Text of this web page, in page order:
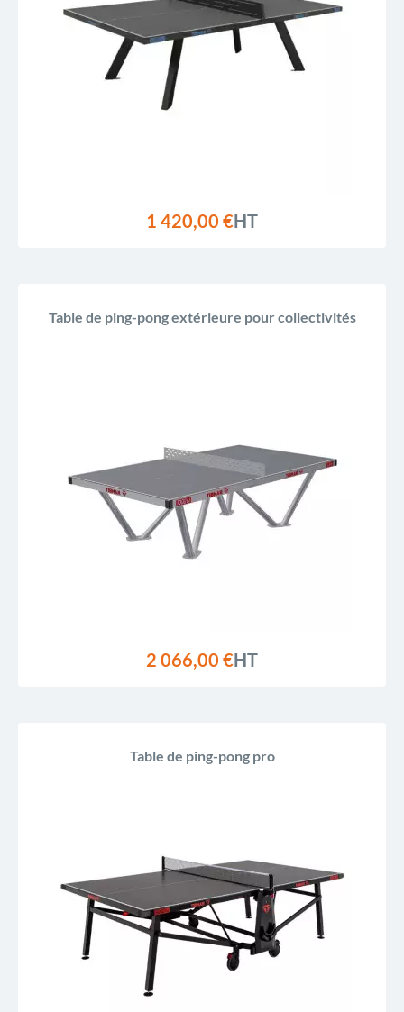
1 420,00 €HT
Table de ping-pong extérieure pour collectivités
2 066,00 €HT
Table de ping-pong pro